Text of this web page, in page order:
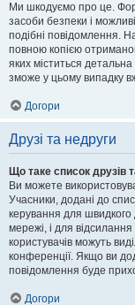
Ми шкодуємо про це.
засоби безпеки і
подібні повідомлення.
повною копією
яких міститься
зможе у цьому випадку
Догори
Друзі та недруги
Що таке список друзів
Ви можете
Учасники, додані до
керування для швидкого
мережі, і для
користувачів можуть
конференції. Якщо ви
повідомлення буде
Догори